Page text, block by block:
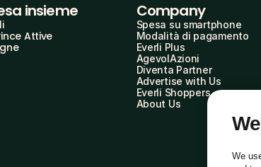
insieme
Attive
Company
Spesa su smartphone
Modalità di pagamento
Everli Plus
AgevolAzioni
Diventa Partner
Advertise with Us
Everli Shoppers
About Us
We